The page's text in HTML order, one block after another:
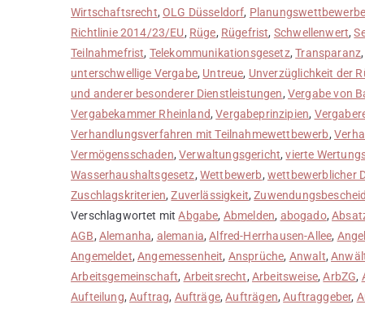
Wirtschaftsrecht,OLG Düsseldorf,
Richtlinie 2014/23/EU, Rüge, Rügefrist, Schwellenwert,
Teilnahmefrist, Telekommunikationsgesetz,Transparanz
unterschwellige Vergabe, Untreue, Unverzüglichkeit der
und anderer besonderer Dienstleistungen, Vergabe von
Vergabekammer Rheinland,Vergabeprinzipien,
Verhandlungsverfahren mit Teilnahmewettbewerb,
Vermögensschaden,Verwaltungsgericht,vierte
Wasserhaushaltsgesetz, Wettbewerb, wettbewerblicher
Zuschlagskriterien,Zuverlässigkeit,Zuwendungsbescheid
Verschlagwortet mitAbgabe, Abmelden, abogado,
AGB, Alemanha, alemania,Alfred-Herrhausen-Allee,
Angemeldet,Angemessenheit, Ansprüche, Anwalt,
Arbeitsgemeinschaft, Arbeitsrecht, Arbeitsweise,ArbZG,
Aufteilung,Auftrag, Aufträge,Aufträgen,Auftraggeber,